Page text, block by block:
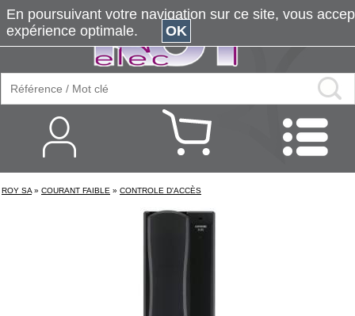
ROY SA » COURANT FAIBLE » CONTROLE D'ACCÈS
En poursuivant votre navigation sur ce site, vous
expérience optimale.
OK